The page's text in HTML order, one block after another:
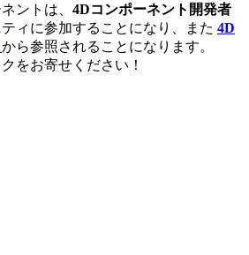
ントは、 4Dコンポーネント開発者
ィに参加することになり、また 4D
から参照されることになります。
をお寄せください！